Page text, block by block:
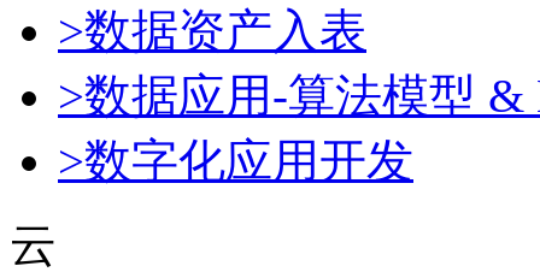
>数据资产入表
>数据应用-算法模型 &
>数字化应用开发
云